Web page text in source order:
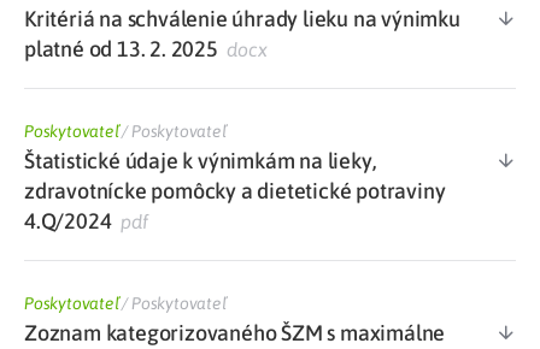
Kritériá na schválenie úhrady lieku na výnimku
platné od 13. 2. 2025 docx
Poskytovateľ/Poskytovateľ
Štatistické údaje k výnimkám na lieky,
zdravotnícke pomôcky a dietetické potraviny
4.Q/2024pdf
Poskytovateľ/Poskytovateľ
Zoznam kategorizovaného ŠZM s maximálne